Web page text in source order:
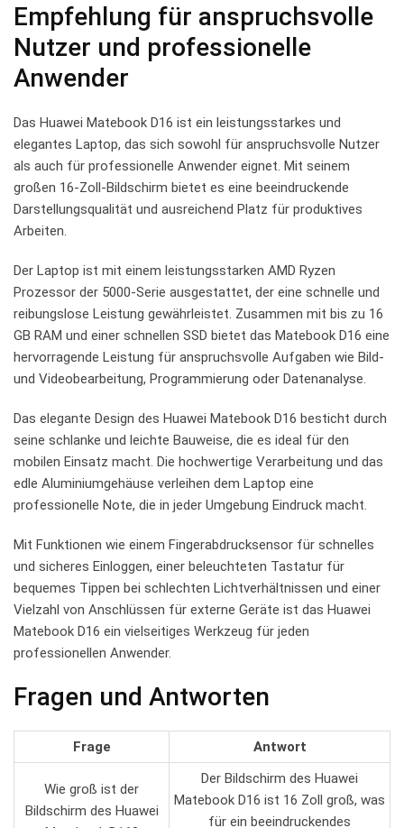
Empfehlung für anspruchsvolle
Nutzer ⁢und‍ professionelle ​
Anwender
Das Huawei ⁤Matebook D16 ⁤ist ein ⁢leistungsstarkes und
elegantes Laptop, das sich sowohl für anspruchsvolle Nutzer
als auch für professionelle Anwender ⁢eignet. Mit seinem
großen 16-Zoll-Bildschirm bietet⁤ es eine beeindruckende
Darstellungsqualität⁣ und ⁣ausreichend Platz für produktives⁢
Arbeiten.
Der Laptop ist mit⁢ einem leistungsstarken AMD Ryzen‍
Prozessor der 5000-Serie ausgestattet, der eine schnelle und
reibungslose Leistung gewährleistet. ⁣Zusammen⁢ mit bis zu 16​
GB RAM und ⁣einer schnellen SSD bietet das Matebook D16 ⁤eine
hervorragende Leistung für⁢ anspruchsvolle Aufgaben wie Bild-
und Videobearbeitung, Programmierung oder Datenanalyse.
Das⁣ elegante Design des Huawei​ Matebook D16⁣ besticht ‌durch
seine⁣ schlanke und leichte Bauweise, ‌die es ideal für den
mobilen Einsatz ⁤macht. Die hochwertige Verarbeitung und das
edle ⁤Aluminiumgehäuse verleihen dem Laptop eine
professionelle Note, die⁢ in⁢ jeder Umgebung Eindruck macht.
Mit Funktionen wie einem Fingerabdrucksensor für schnelles
und sicheres Einloggen, einer beleuchteten Tastatur ⁢für⁣
bequemes Tippen bei schlechten Lichtverhältnissen und ‌einer⁤
Vielzahl ⁢von Anschlüssen für externe Geräte ist das Huawei
Matebook D16 ein‌ vielseitiges Werkzeug für​ jeden
professionellen Anwender.
Fragen und Antworten
Frage Antwort
Wie groß ist der
⁣Bildschirm des ⁤Huawei
Der Bildschirm des​ Huawei
Matebook D16 ist 16 Zoll groß, was
für ein beeindruckendes